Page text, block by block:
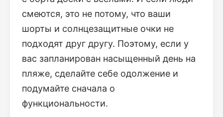
смеются, это не потому, что ваши
шорты и солнцезащитные очки не
подходят друг другу. Поэтому, если у
вас запланирован насыщенный день на
пляже, сделайте себе одолжение и
подумайте сначала о
функциональности.